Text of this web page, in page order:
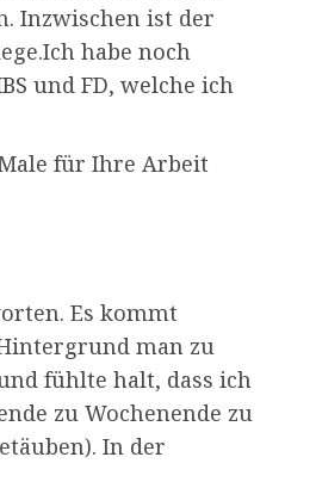
Inzwischen ist der
habe noch
und FD, welche ich
für Ihre Arbeit
Es kommt
man zu
fühlte halt, dass ich
zu Wochenende zu
In der